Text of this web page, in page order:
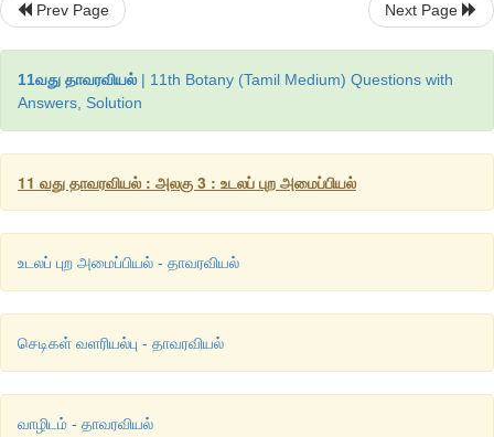
Prev Page Next Page
11வது தாவரவியல் | 11th Botany (Tamil Medium) Questions with
Answers, Solution
11 வது தாவரவியல் : அலகு 3 : உடலப் புற அமைப்பியல்
உடலப் புற அமைப்பியல் - தாவரவியல்
செடிகள் வளரியல்பு - தாவரவியல்
வாழிடம் - தாவரவியல்